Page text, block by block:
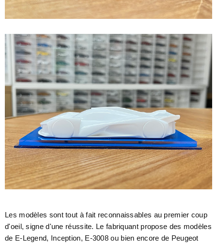
Les modèles sont tout à fait reconnaissables au premier coup
d'oeil, signe d'une réussite. Le fabriquant propose des modèles
de E-Legend, Inception, E-3008 ou bien encore de Peugeot